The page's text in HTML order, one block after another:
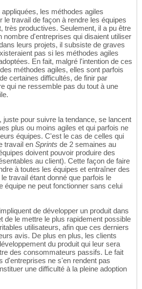
les méthodes agiles
le travail de façon à rendre les équipes
très productives. Seulement, il a pu être
nombre d'entreprises qui disaient utiliser
leurs projets, il subsiste de graves
pas si les méthodes agiles
En fait, malgré l'intention de ces
méthodes agiles, elles sont parfois
certaines difficultés, de finir par
qui ne ressemble pas du tout à une
juste pour suivre la tendance, se lancent
plus ou moins agiles et qui parfois ne
équipes. C'est le cas de celles qui
travail en Sprints de 2 semaines au
doivent pouvoir produire des
au client). Cette façon de faire
à toutes les équipes et entraîner des
travail étant donné que parfois le
équipe ne peut fonctionner sans celui
de développer un produit dans
de le mettre le plus rapidement possible
utilisateurs, afin que ces derniers
avis. De plus en plus, les clients
du produit qui leur sera
des consommateurs passifs. Le fait
d'entreprises ne s'en rendent pas
une difficulté à la pleine adoption